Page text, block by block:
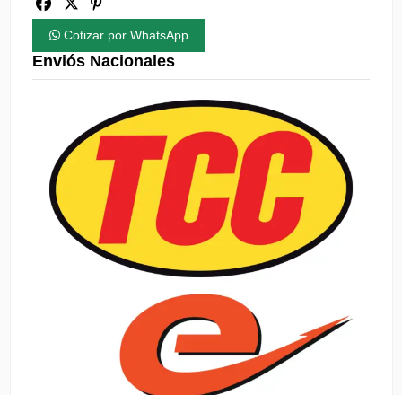
Cotizar por WhatsApp
Enviós Nacionales